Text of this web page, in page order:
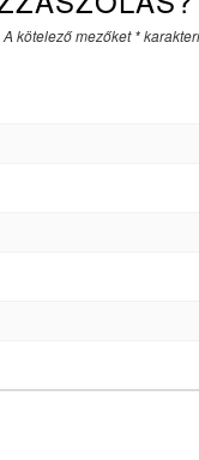
A kötelező mezőket*